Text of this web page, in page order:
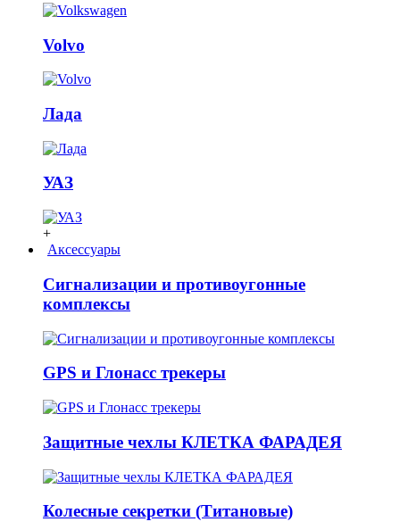
Volvo
Лада
УАЗ
+
Аксессуары
Сигнализации и противоугонные
комплексы
GPS и Глонасс трекеры
Защитные чехлы КЛЕТКА ФАРАДЕЯ
Колесные секретки (Титановые)